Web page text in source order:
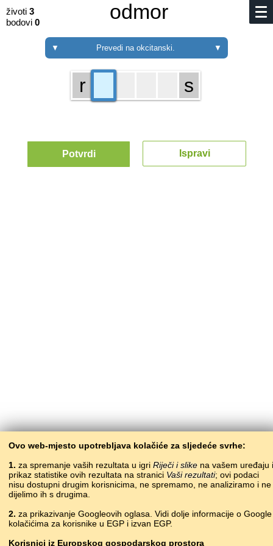
životi 3
bodovi 0 odmor
▼ Prevedi na okcitanski. ▼
Ovo web-mjesto upotrebljava kolačiće za sljedeće svrhe:
1. za spremanje vaših rezultata u igri Riječi i slike na vašem uređaju i
prikaz statistike ovih rezultata na stranici Vaši rezultati; ovi podaci
nisu dostupni drugim korisnicima, ne spremamo, ne analiziramo i ne
dijelimo ih s drugima.
2. za prikazivanje Googleovih oglasa. Vidi dolje informacije o Google
kolačićima za korisnike u EGP i izvan EGP.
Korisnici iz Europskog gospodarskog prostora